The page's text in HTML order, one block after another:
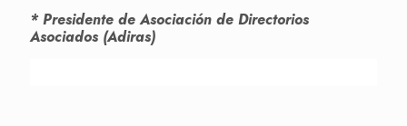
* Presidente de Asociación de Directorios
Asociados (Adiras)